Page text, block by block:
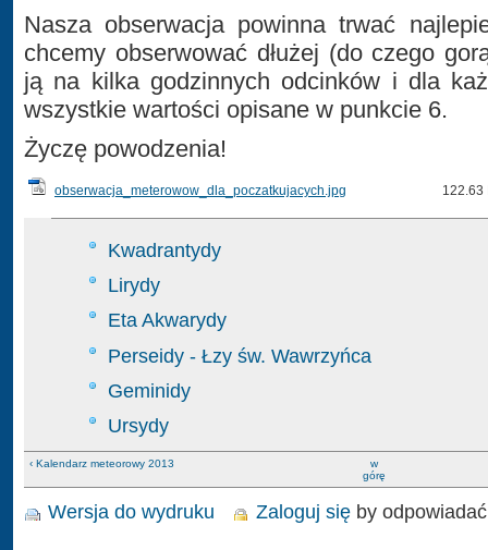
Nasza obserwacja powinna trwać
chcemy obserwować dłużej (do czego
ją na kilka godzinnych odcinków i dla
wszystkie wartości opisane w punkcie 6.
Życzę powodzenia!
obserwacja_meterowow_dla_poczatkujacych.jpg 122.63
Kwadrantydy
Lirydy
Eta Akwarydy
Perseidy - Łzy św. Wawrzyńca
Geminidy
Ursydy
‹ Kalendarz meteorowy 2013
w
górę
Wersja do wydruku Zaloguj się by odpowiadać